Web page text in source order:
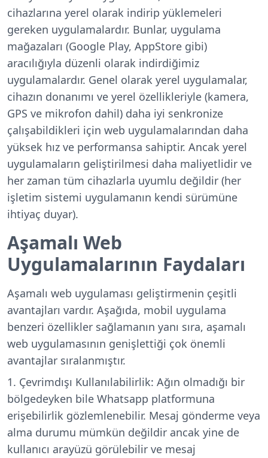
cihazlarına yerel olarak indirip yüklemeleri
gereken uygulamalardır. Bunlar, uygulama
mağazaları (Google Play, AppStore gibi)
aracılığıyla düzenli olarak indirdiğimiz
uygulamalardır. Genel olarak yerel uygulamalar,
cihazın donanımı ve yerel özellikleriyle (kamera,
GPS ve mikrofon dahil) daha iyi senkronize
çalışabildikleri için web uygulamalarından daha
yüksek hız ve performansa sahiptir. Ancak yerel
uygulamaların geliştirilmesi daha maliyetlidir ve
her zaman tüm cihazlarla uyumlu değildir (her
işletim sistemi uygulamanın kendi sürümüne
ihtiyaç duyar).
Aşamalı Web
Uygulamalarının Faydaları
Aşamalı web uygulaması geliştirmenin çeşitli
avantajları vardır. Aşağıda, mobil uygulama
benzeri özellikler sağlamanın yanı sıra, aşamalı
web uygulamasının genişlettiği çok önemli
avantajlar sıralanmıştır.
Çevrimdışı Kullanılabilirlik: Ağın olmadığı bir
bölgedeyken bile Whatsapp platformuna
erişebilirlik gözlemlenebilir. Mesaj gönderme veya
alma durumu mümkün değildir ancak yine de
kullanıcı arayüzü görülebilir ve mesaj